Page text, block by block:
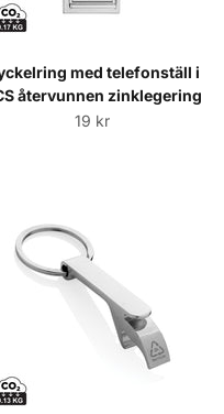
med telefonställ i
återvunnen zinklegering
Sale price
19 kr